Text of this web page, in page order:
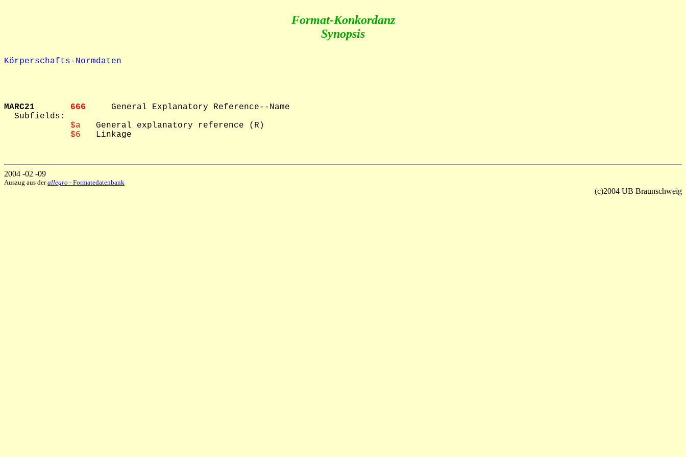
Format-Konkordanz
Synopsis
Körperschafts-Normdaten
MARC21 666 General Explanatory Reference--Name
  Subfields:
$a
   General explanatory reference (R)
$6
   Linkage
2004 -02 -09
Auszug aus derallegro - Formatedatenbank
(c)2004 UB Braunschweig